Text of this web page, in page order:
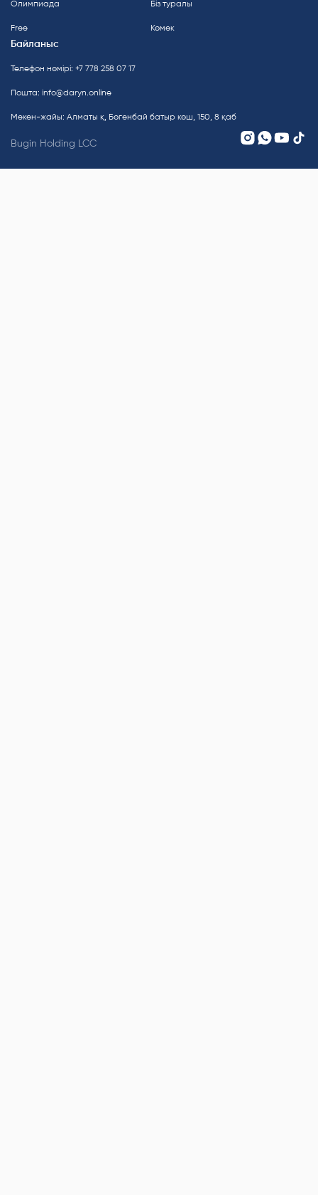
Олимпиада
Free
Біз туралы
Көмек
Байланыс
Телефон нөмірі: +7 778 258 07 17
Пошта: info@daryn.online
Мекен-жайы: Алматы қ, Бөгенбай батыр көш, 150, 8 қаб
Bugin Holding LCC